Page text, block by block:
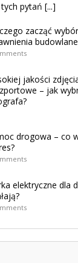
pytań [...]
zacząć
jakości
– jak
drogowa – co
elektryczne dla